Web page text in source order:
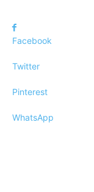
Facebook
Twitter
Pinterest
WhatsApp